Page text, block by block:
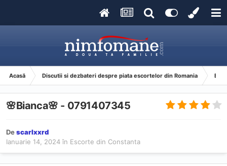
Acasă Discutii si dezbateri despre piata escortelor din Romania
🌸Bianca🌸 ‪- 0791407345
Descarlxxrd
Ianuarie 14, 2024 în Escorte din Constanta